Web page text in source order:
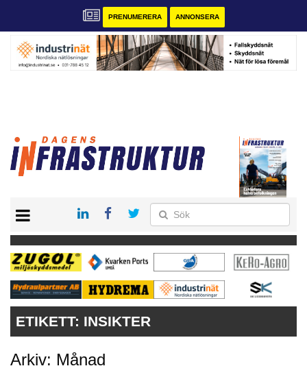
PRENUMERERA ANNONSERA
KONTAKT
VÅRA ANDRA MAGASIN
PRENUMERERA
ANNONSERA
ETIKETT: INSIKTER
Arkiv: Månad